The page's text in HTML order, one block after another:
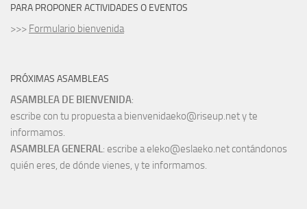
PARA PROPONER ACTIVIDADES O EVENTOS
>>> Formulario bienvenida
PRÓXIMAS ASAMBLEAS
ASAMBLEA DE BIENVENIDA:
escribe con tu propuesta a bienvenidaeko@riseup.net y te
informamos.
ASAMBLEA GENERAL: escribe a eleko@eslaeko.net contándonos
quién eres, de dónde vienes, y te informamos.